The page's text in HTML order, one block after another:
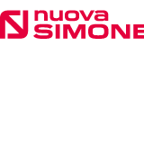
Skip to content